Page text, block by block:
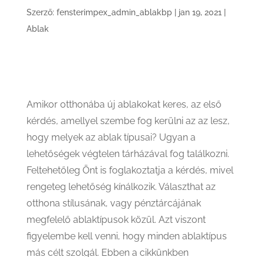
Szerző: fensterimpex_admin_ablakbp| jan 19, 2021
Ablak
Amikor otthonába új ablakokat keres, az első
kérdés, amellyel szembe fog kerülni az az lesz,
hogy melyek az ablak típusai? Ugyan a
lehetőségek végtelen tárházával fog találkozni.
Feltehetőleg Önt is foglakoztatja a kérdés, mivel
rengeteg lehetőség kínálkozik. Választhat az
otthona stílusának, vagy pénztárcájának
megfelelő ablaktípusok közül. Azt viszont
figyelembe kell venni, hogy minden ablaktípus
más célt szolgál. Ebben a cikkünkben